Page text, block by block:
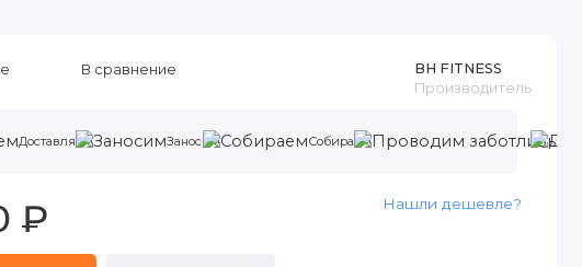
Доставляем Заносим Собираем
BH FITNESS
Производитель
₽ Нашли дешевле?
В сравнение